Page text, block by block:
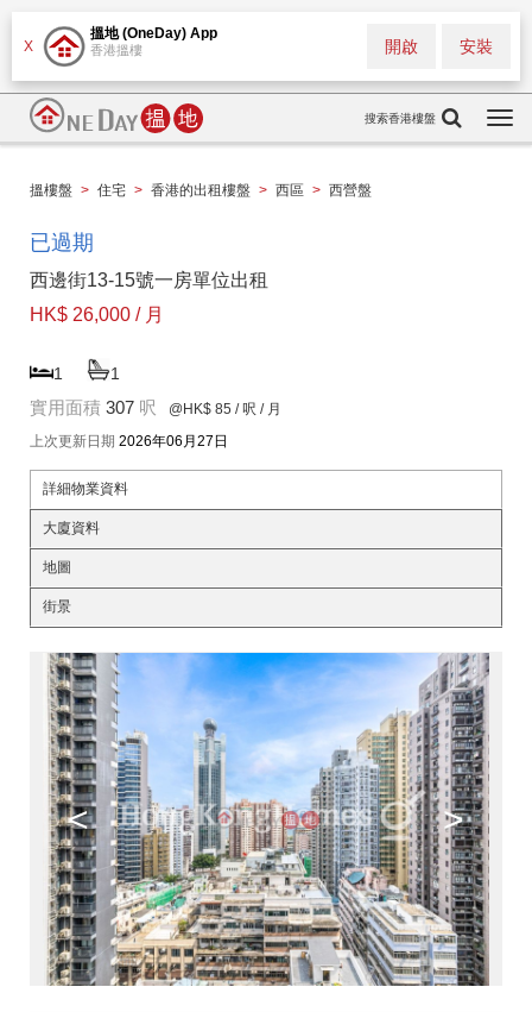
X
搵地 (OneDay) App
香港搵樓 安裝
開啟
搜索香港樓盤
搵樓盤 > 住宅 > 香港的出租樓盤 > 西區 > 西營盤
已過期
西邊街13-15號一房單位出租
HK$ 26,000 / 月
1 1
實用面積 307 呎 @HK$ 85 / 呎 / 月
上次更新日期 2026年06月27日
詳細物業資料
大廈資料
地圖
街景
< >